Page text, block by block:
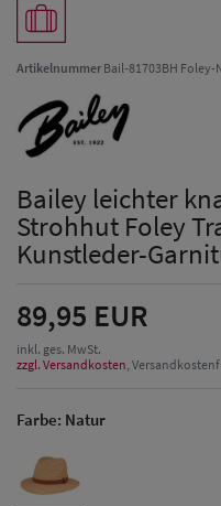
Herren Caps
ArtikelnummerBail-81703BH Foley-
Bailey leichter
Strohhut Foley
Kunstleder-
89,95 EUR
inkl. ges. MwSt.
zzgl. Versandkosten ,
Farbe: Natur